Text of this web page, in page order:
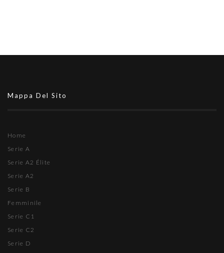
Mappa Del Sito
Home
Serie A
Serie A2 Élite
Serie A2
Serie B
Femminile
Serie C1
Serie C2
Serie D